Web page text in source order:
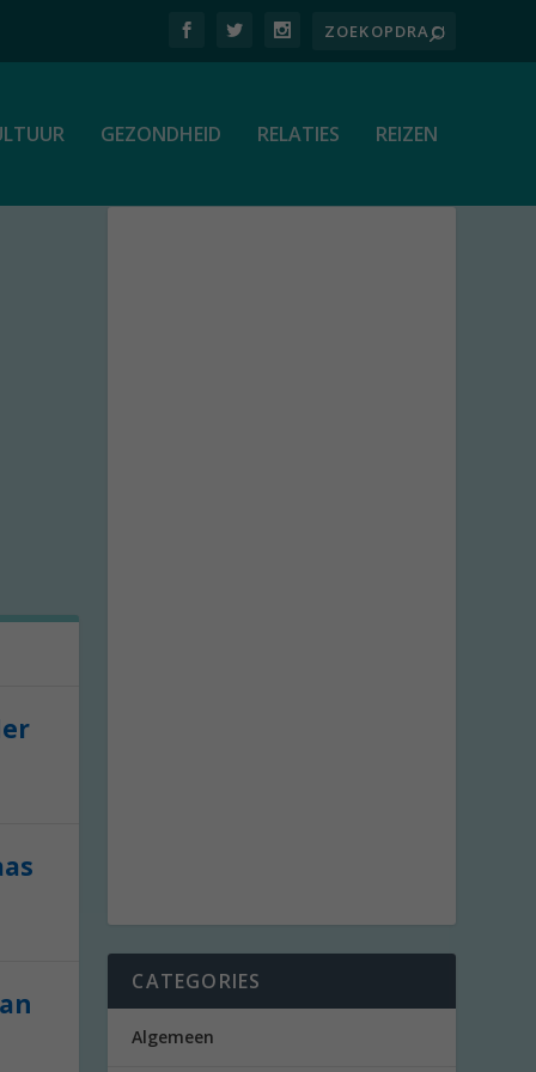
GEZONDHEID RELATIES REIZEN
CATEGORIES
Algemeen